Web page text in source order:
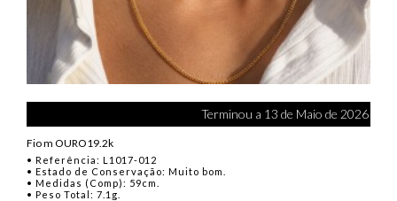
Terminou a 13 de Maio de 2026
Fio m OURO19.2k
• Referência: L1017-012
• Estado de Conservação: Muito bom.
• Medidas (Comp): 59cm.
• Peso Total: 7.1g.